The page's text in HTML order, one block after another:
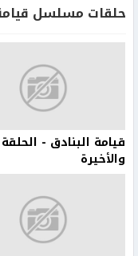
حلقات مسلسل
والأخيرة